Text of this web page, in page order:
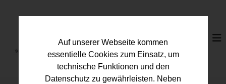
Auf unserer Webseite kommen
essentielle Cookies zum Einsatz, um
technische Funktionen und den
Datenschutz zu gewährleisten. Neben
S
e
u
e
r